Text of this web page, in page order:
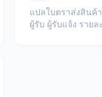
แปลใบตราส่งสินค้
ผู้รับ ผู้รับแจ้ง ราย